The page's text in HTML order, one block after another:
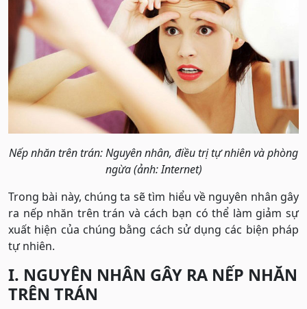
Nếp nhăn trên trán: Nguyên nhân, điều trị tự nhiên và phòng
ngừa (ảnh: Internet)
Trong bài này, chúng ta sẽ tìm hiểu về nguyên nhân gây
ra nếp nhăn trên trán và cách bạn có thể làm giảm sự
xuất hiện của chúng bằng cách sử dụng các biện pháp
tự nhiên.
I. NGUYÊN NHÂN GÂY RA NẾP NHĂN
TRÊN TRÁN